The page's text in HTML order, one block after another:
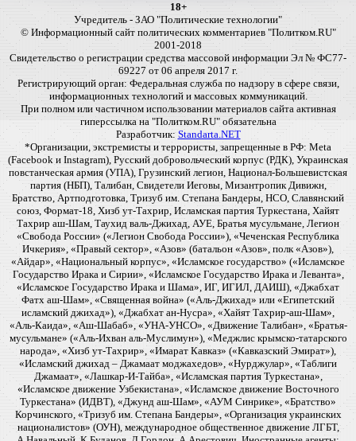
18+
Учредитель - ЗАО "Политические технологии"
© Информационный сайт политических комментариев "Политком.RU"
2001-2018
Свидетельство о регистрации средства массовой информации Эл № ФС77-
69227 от 06 апреля 2017 г.
Регистрирующий орган: Федеральная служба по надзору в сфере связи,
информационных технологий и массовых коммуникаций.
При полном или частичном использовании материалов сайта активная
гиперссылка на "Политком.RU" обязательна
Разработчик: Standarta.NET
*Организации, экстремисты и террористы, запрещенные в РФ: Meta
(Facebook и Instagram), Русский добровольческий корпус (РДК), Украинская
повстанческая армия (УПА), Грузинский легион, Национал-Большевистская
партия (НБП), Талибан, Свидетели Иеговы, Мизантропик Дивижн,
Братство, Артподготовка, Тризуб им. Степана Бандеры, НСО, Славянский
союз, Формат-18, Хизб ут-Тахрир, Исламская партия Туркестана, Хайят
Тахрир аш-Шам, Таухид валь-Джихад, АУЕ, Братья мусульмане, Легион
«Свобода России» («Легион Свобода России»), «Чеченская Республика
Ичкерия», «Правый сектор», «Азов» (батальон «Азов», полк «Азов»),
«Айдар», «Национальный корпус», «Исламское государство» («Исламское
Государство Ирака и Сирии», «Исламское Государство Ирака и Леванта»,
«Исламское Государство Ирака и Шама», ИГ, ИГИЛ, ДАИШ), «Джабхат
Фатх аш-Шам», «Священная война» («Аль-Джихад» или «Египетский
исламский джихад»), «Джабхат ан-Нусра», «Хайят Тахрир-аш-Шам»,
«Аль-Каида», «Аш-Шабаб», «УНА-УНСО», «Движение Талибан», «Братья-
мусульмане» («Аль-Ихван аль-Муслимун»), «Меджлис крымско-татарского
народа», «Хизб ут-Тахрир», «Имарат Кавказ» («Кавказский Эмират»),
«Исламский джихад – Джамаат моджахедов», «Нурджулар», «Таблиги
Джамаат», «Лашкар-И-Тайба», «Исламская партия Туркестана»,
«Исламское движение Узбекистана», «Исламское движение Восточного
Туркестана» (ИДВТ), «Джунд аш-Шам», «АУМ Синрике», «Братство»
Корчинского, «Тризуб им. Степана Бандеры», «Организация украинских
националистов» (ОУН), международное общественное движение ЛГБТ,